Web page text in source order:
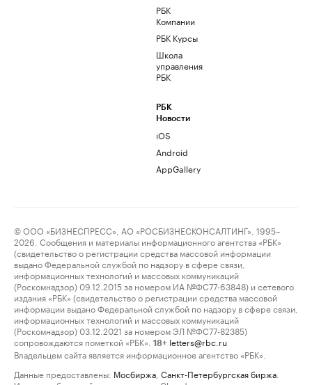
РБК
Компании
РБК Курсы
Школа
управления
РБК
РБК
Новости
iOS
Android
AppGallery
© ООО «БИЗНЕСПРЕСС», АО «РОСБИЗНЕСКОНСАЛТИНГ», 1995–
2026. Сообщения и материалы информационного агентства «РБК»
(свидетельство о регистрации средства массовой информации
выдано Федеральной службой по надзору в сфере связи,
информационных технологий и массовых коммуникаций
(Роскомнадзор) 09.12.2015 за номером ИА №ФС77-63848) и сетевого
издания «РБК» (свидетельство о регистрации средства массовой
информации выдано Федеральной службой по надзору в сфере связи,
информационных технологий и массовых коммуникаций
(Роскомнадзор) 03.12.2021 за номером ЭЛ №ФС77-82385)
сопровождаются пометкой «РБК».
18+ letters@rbc.ru
Владельцем сайта является информационное агентство «РБК».
Данные предоставлены: Мосбиржа Санкт-Петербургская биржа